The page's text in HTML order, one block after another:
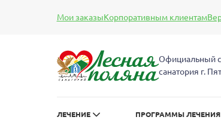
Размер шрифта: А
Мои заказыКорпоративным клиентам
Официальный
санатория г.
ЛЕЧЕНИЕ ПРОГРАММЫ ЛЕЧЕНИЯ